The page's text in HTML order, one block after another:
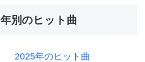
年別のヒット曲
2025年のヒット曲